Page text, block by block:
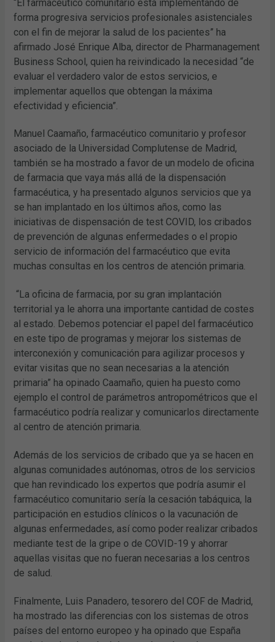
“El farmacéutico comunitario está implementando de
forma progresiva servicios profesionales asistenciales
con el fin de mejorar la salud de los pacientes” ha
afirmado José Enrique Alba, director de Pharmanagement
Business School, quien ha reivindicado la necesidad “de
evaluar el verdadero valor de estos servicios, e
implementar aquellos que obtengan la máxima
efectividad y eficiencia”.
Manuel Caamaño, farmacéutico comunitario y profesor
asociado de la Universidad Complutense de Madrid,
también se ha mostrado a favor de un modelo de oficina
de farmacia que vaya más allá de la dispensación
farmacéutica, y ha presentado algunos servicios que ya
se han implantado en los últimos años, como las
iniciativas de dispensación de test COVID, los cribados
de prevención de algunas enfermedades o el propio
servicio de información del farmacéutico que evita
muchas consultas en los centros de atención primaria.
“La oficina de farmacia, por su gran implantación
territorial ya le ahorra una importante cantidad de costes
al estado. Debemos potenciar el papel del farmacéutico
en este tipo de programas y mejorar los sistemas de
interconexión y comunicación para agilizar procesos y
evitar visitas que no sean necesarias a la atención
primaria” ha opinado Caamaño, quien ha puesto como
ejemplo el control de parámetros antropométricos que el
farmacéutico podría realizar y comunicarlos directamente
al centro de atención primaria.
Además de los servicios de cribado que ya se hacen en
algunas comunidades autónomas, otros de los servicios
que han revindicado los expertos que podría asumir el
farmacéutico comunitario sería la cesación tabáquica, la
participación en estudios clínicos o la vacunación de
algunas enfermedades, así como poder realizar cribados
mediante test de la gripe o de COVID-19 y ahorrar
aquellas visitas que no fueran necesarias a los centros
de salud.
Finalmente, Luis Panadero, tesorero del COF de Madrid,
ha mostrado las diferencias con los sistemas de otros
países del entorno europeo y ha opinado que España